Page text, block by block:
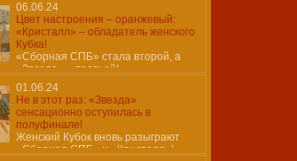
06.06.24
Цвет настроения – оранжевый:
«Кристалл» – обладатель женского
Кубка!
«Сборная СПБ» стала второй, а
«Звезда» – третьей!
01.06.24
Не в этот раз: «Звезда»
сенсационно оступилась в
полуфинале!
Женский Кубок вновь разыграют
«Сборная СПБ» и «Кристалл»!